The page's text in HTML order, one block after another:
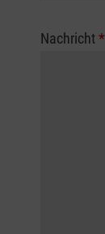
Nachricht*